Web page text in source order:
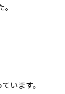
います。